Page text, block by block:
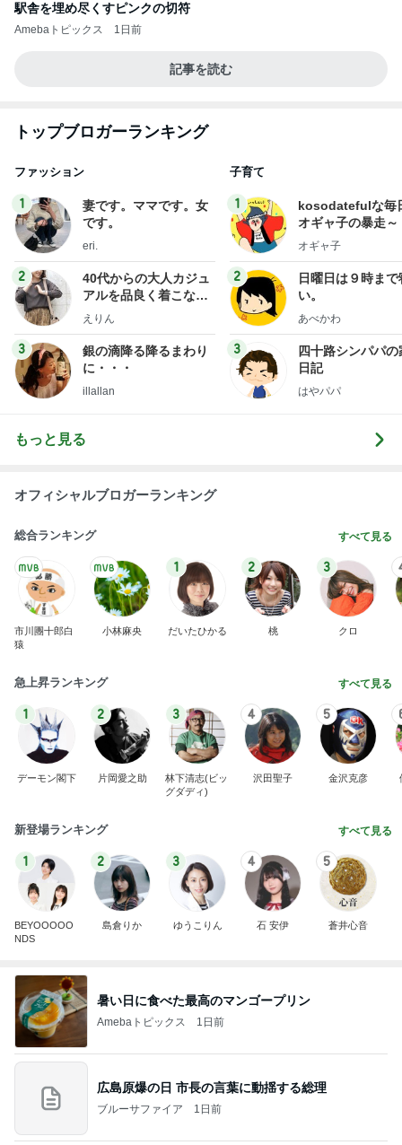
駅舎を埋め尽くすピンクの切符
Amebaトピックス 1日前
記事を読む
トップブロガーランキング
ファッション
1
妻です。ママです。女
です。
eri.
2
40代からの大人カジュ
アルを品良く着こなす
ファッションブログ
えりん
3
銀の滴降る降るまわり
に・・・
illallan
子育て
1
kosodatefulな毎
オギャ子の暴走～
オギャ子
2
日曜日は９時まで
い。
あべかわ
3
四十路シンパパの
日記
はやパパ
もっと見る
オフィシャルブロガーランキング
総合ランキング すべて見る
市川團十郎白
猿
小林麻央
1
だいたひかる
2
桃
3
クロ
急上昇ランキング すべて見る
1
デーモン閣下
2
片岡愛之助
3
林下清志(ビッ
グダディ)
4
沢田聖子
5
金沢克彦
新登場ランキング すべて見る
1
BEYOOOOO
NDS
2
島倉りか
3
ゆうこりん
4
石 安伊
5
蒼井心音
暑い日に食べた最高のマンゴープリン
Amebaトピックス 1日前
広島原爆の日 市長の言葉に動揺する総理
ブルーサファイア 1日前